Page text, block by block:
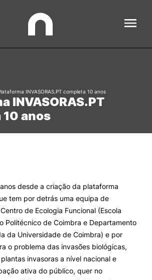
e Informações Úteis
Instituição/Curso
INVASORAS.PT
anos
INVASORAS.PT completa 10 anos
desde a criação da plataforma
tem por detrás uma equipa de
de Ecologia Funcional (Escola
Politécnico de Coimbra e Departamento
da Universidade de Coimbra) e por
o problema das invasões biológicas,
invasoras a nível nacional e
ativa do público, quer no